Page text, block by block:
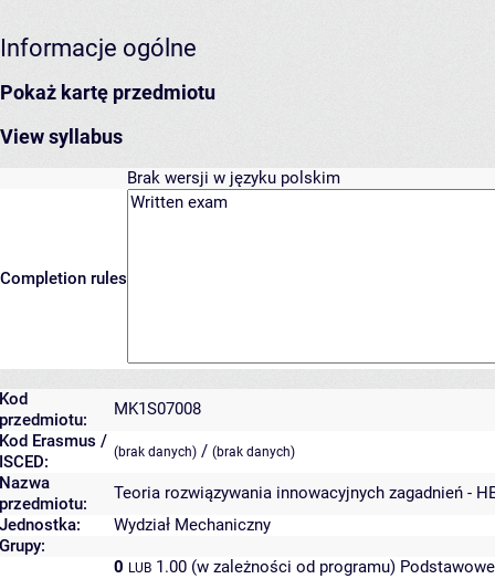
Informacje ogólne
Pokaż kartę przedmiotu
View syllabus
Brak wersji w języku polskim
Completion rules
Kod
przedmiotu:
MK1S07008
Kod Erasmus /
ISCED:
(brak danych) / (brak danych)
Nazwa
przedmiotu:
Teoria rozwiązywania innowacyjnych zagadnień -
Jednostka:
Wydział Mechaniczny
Grupy:
0 LUB 1.00 (w zależności od programu)